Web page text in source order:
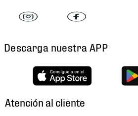
Descarga nuestra APP
Atención al cliente